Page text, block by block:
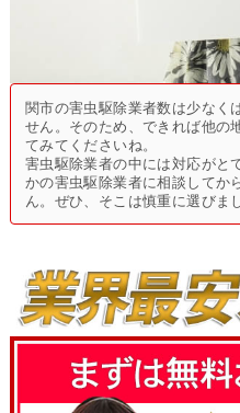
関市の害虫駆除業者数は少なく
せん。そのため、できれば他の
てみてくださいね。
害虫駆除業者の中には対応がと
かの害虫駆除業者に相談してか
ん。ぜひ、そこは慎重に選びま